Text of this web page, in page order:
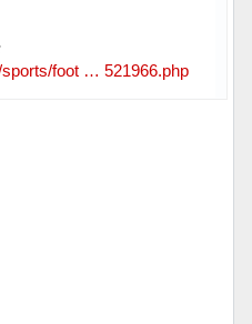
foot … 521966.php